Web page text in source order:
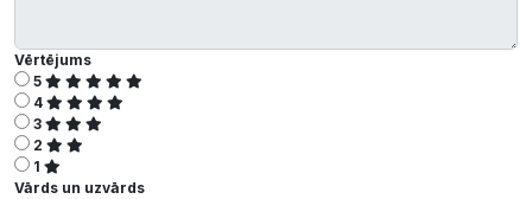
Vērtējums
5
4
3
2
1
Vārds un uzvārds